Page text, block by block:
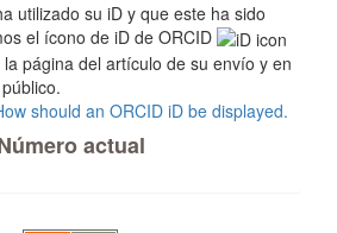
utilizado su iD y que este ha sido
el ícono de iD de ORCID
página del artículo de su envío y en
should an ORCID iD be displayed.
actual